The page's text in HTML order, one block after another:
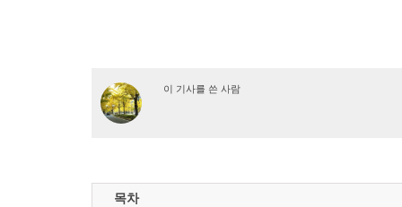
이 기사를 쓴 사람
목차